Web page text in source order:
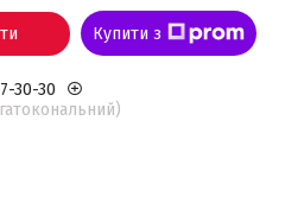
Купити з
30-30